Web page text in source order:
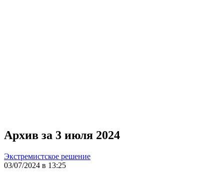
Архив за 3 июля 2024
Экстремистское решение
03/07/2024 в 13:25